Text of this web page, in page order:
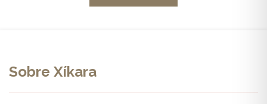
Sobre Xíkara